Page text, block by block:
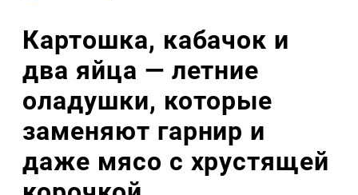
Картошка, кабачок и
два яйца — летние
оладушки, которые
заменяют гарнир и
даже мясо с хрустящей